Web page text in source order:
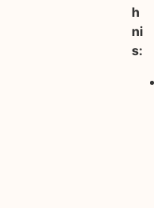
h
ni
s: